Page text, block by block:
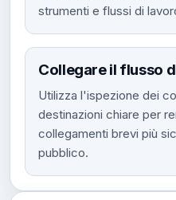
strumenti e flussi di
Collegare il flusso
Utilizza l'ispezione dei
destinazioni chiare per
collegamenti brevi più
pubblico.